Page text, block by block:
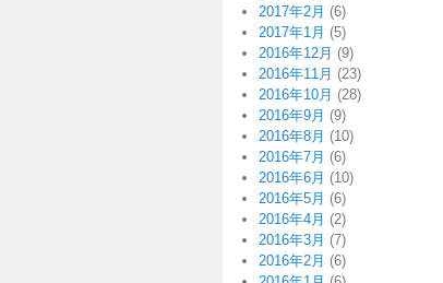
2017年2月 (6)
2017年1月 (5)
2016年12月 (9)
2016年11月 (23)
2016年10月 (28)
2016年9月 (9)
2016年8月 (10)
2016年7月 (6)
2016年6月 (10)
2016年5月 (6)
2016年4月 (2)
2016年3月 (7)
2016年2月 (6)